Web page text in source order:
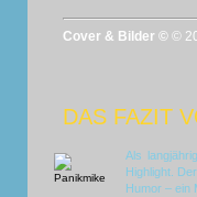
Cover & Bilder © ©
DAS FAZIT
Als
Highlight.
Humor – ein